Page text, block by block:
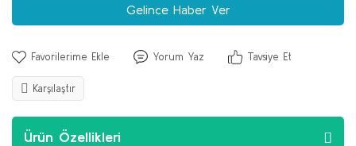
Gelince Haber Ver
Yorum Yaz Tavsiye Et
Karşılaştır
Ürün Özellikleri